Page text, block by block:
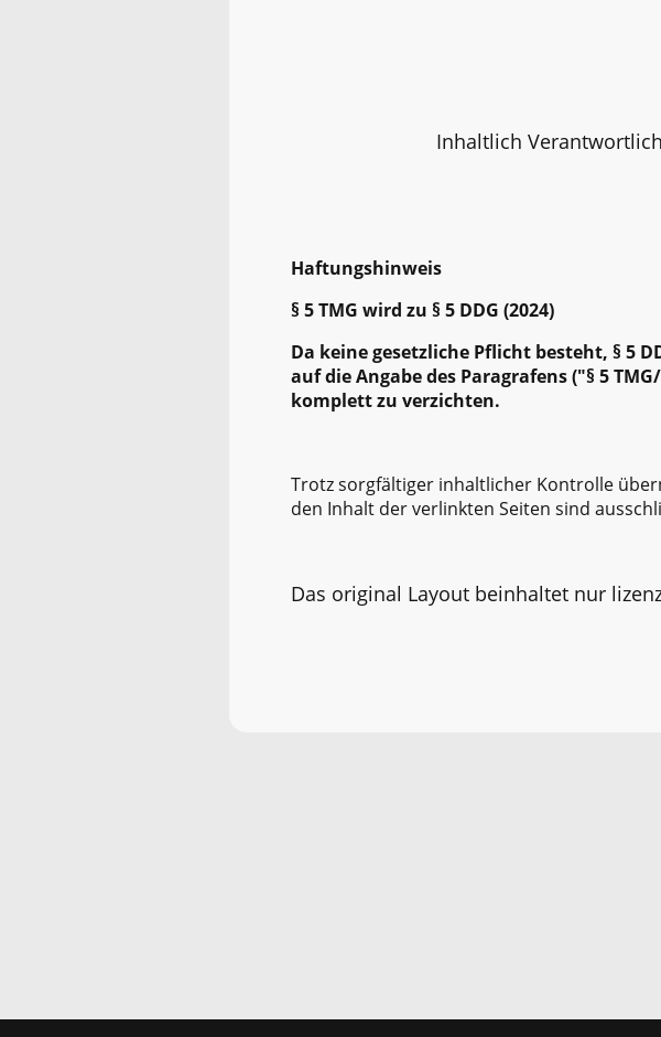
Inhaltlich
Haftungshinweis
§ 5 TMG wird zu § 5 DDG (2024)
Da keine gesetzliche Pflicht besteht, § 5
auf die Angabe des Paragrafens ("§ 5
komplett zu verzichten.
Trotz sorgfältiger inhaltlicher Kontrolle
den Inhalt der verlinkten Seiten sind
Das original Layout beinhaltet nur